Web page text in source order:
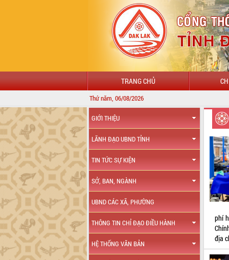
TRANG CHỦ
Thứ năm, 06/08/2026
GIỚI THIỆU
LÃNH ĐẠO UBND TỈNH
TIN TỨC SỰ KIỆN
SỞ, BAN, NGÀNH
UBND CÁC XÃ, PHƯỜNG
THÔNG TIN CHỈ ĐẠO ĐIỀU HÀNH
HỆ THỐNG VĂN BẢN
phí
địa